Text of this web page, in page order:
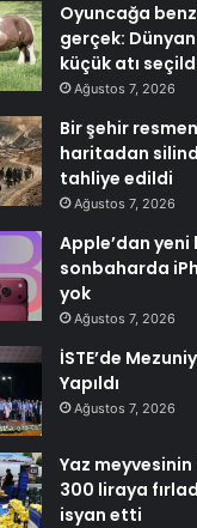
Oyuncağa
gerçek:
küçük atı
Ağustos 7, 2026
Bir şehir resmen
haritadan
tahliye edildi
Ağustos 7, 2026
Apple’dan yeni
sonbaharda
yok
Ağustos 7, 2026
İSTE’de
Yapıldı
Ağustos 7, 2026
Yaz
300 liraya
isyan etti